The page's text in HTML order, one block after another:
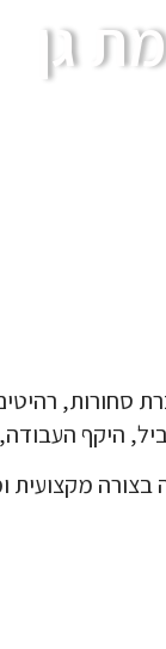
גן
סחורות,
היקף